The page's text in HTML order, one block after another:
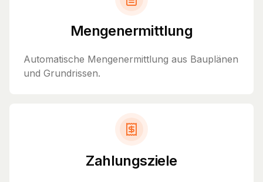
Mengenermittlung
Automatische Mengenermittlung aus Bauplänen
und Grundrissen.
Zahlungsziele